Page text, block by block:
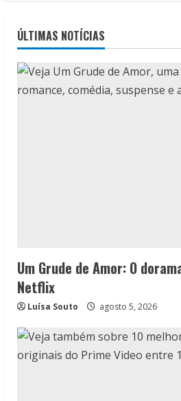
ÚLTIMAS NOTÍCIAS
Um Grude de Amor: O
Netflix
Luísa Souto agosto 5, 2026